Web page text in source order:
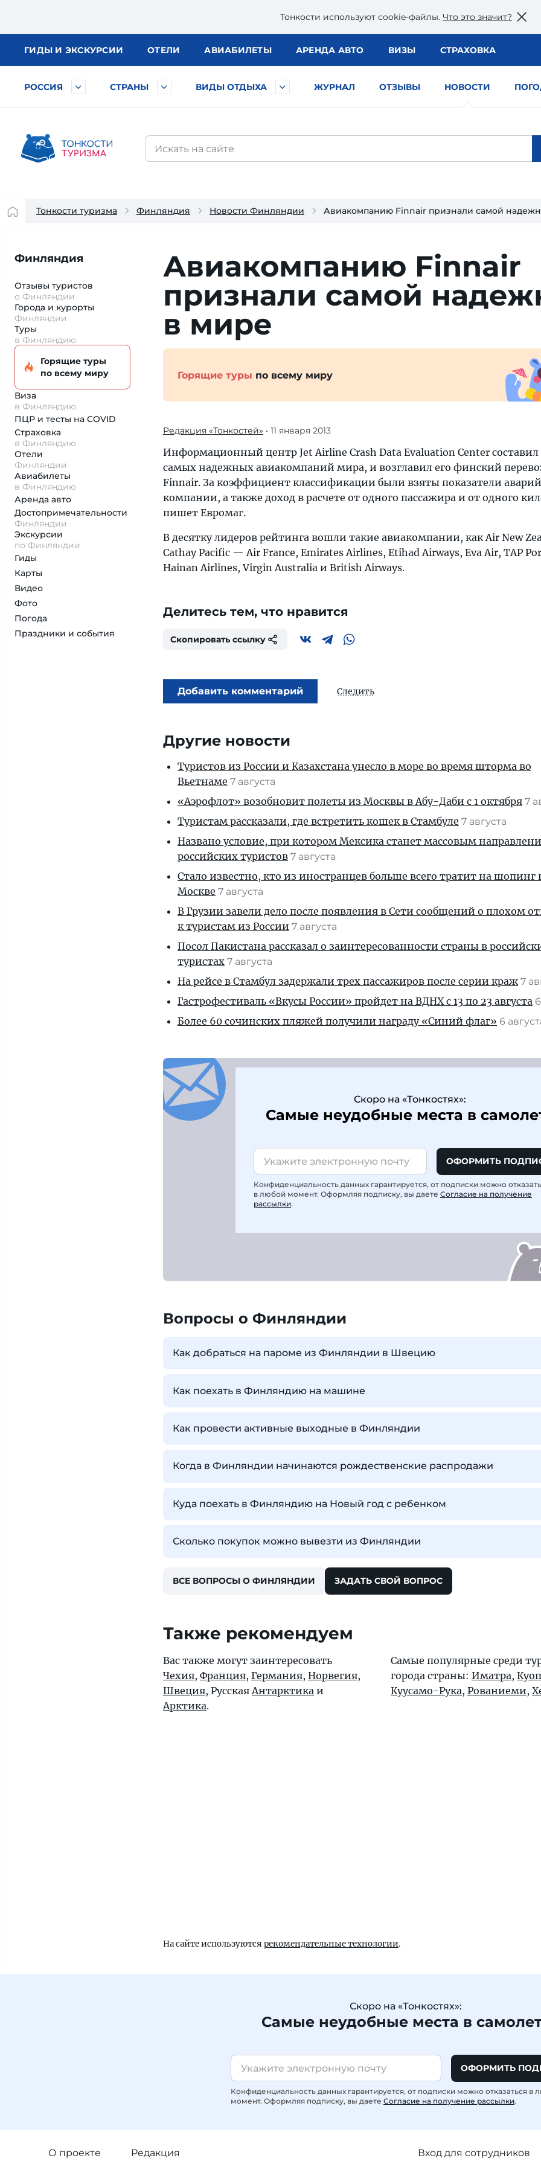
Тонкости используют сookie-файлы. Что это значит?
ГИДЫ И ЭКСКУРСИИ ОТЕЛИ АВИАБИЛЕТЫ АРЕНДА АВТО ВИЗЫ СТРАХОВКА
РОССИЯ СТРАНЫ ВИДЫ ОТДЫХА ЖУРНАЛ ОТЗЫВЫ НОВОСТИ
Тонкости туризма Финляндия Новости Финляндии Авиакомпанию Finnair признали самой
Финляндия
Отзывы туристов
о Финляндии
Города и курорты
Финляндии
Туры
в Финляндию
Горящие туры
по всему миру
Виза
в Финляндию
ПЦР и тесты на COVID
Страховка
в Финляндию
Отели
Финляндии
Авиабилеты
в Финляндию
Аренда авто
Достопримеча­тельности
Финляндии
Экскурсии
по Финляндии
Гиды
Карты
Видео
Фото
Погода
Праздники и события
Авиакомпанию Finnair
признали самой
в мире
Горящие туры по всему миру
Редакция «Тонкостей» • 11 января 2013
Информационный центр Jet Airline Crash Data Evaluation Center
самых надежных авиакомпаний мира, и возглавил его финский
Finnair. За коэффициент классификации были взяты показатели аварий
компании, а также доход в расчете от одного пассажира и от одного
пишет Евромаг.
В десятку лидеров рейтинга вошли такие авиакомпании, как Air New
Cathay Pacific — Air France, Emirates Airlines, Etihad Airways, Eva Air, TAP
Hainan Airlines, Virgin Australia и British Airways.
Делитесь тем, что нравится
Скопировать ссылку
Добавить комментарий Следить
Другие новости
Туристов из России и Казахстана унесло в море во время шторма во
Вьетнаме 7 августа
«Аэрофлот» возобновит полеты из Москвы в Абу-Даби с 1 октября 7
Туристам рассказали, где встретить кошек в Стамбуле 7 августа
Названо условие, при котором Мексика станет массовым
российских туристов 7 августа
Стало известно, кто из иностранцев больше всего тратит на шопинг
Москве 7 августа
В Грузии завели дело после появления в Сети сообщений о плохом
к туристам из России 7 августа
Посол Пакистана рассказал о заинтересованности страны в
туристах 7 августа
На рейсе в Стамбул задержали трех пассажиров после серии краж 7
Гастрофестиваль «Вкусы России» пройдет на ВДНХ с 13 по 23 августа
Более 60 сочинских пляжей получили награду «Синий флаг» 6
Скоро на «Тонкостях»:
Самые неудобные места в
ОФОРМИТЬ
Конфиденциальность данных гарантируется, от подписки можно
в любой момент. Оформляя подписку, вы даете Согласие на получение
рассылки.
Вопросы о Финляндии
Как добраться на пароме из Финляндии в Швецию
Как поехать в Финляндию на машине
Как провести активные выходные в Финляндии
Когда в Финляндии начинаются рождественские распродажи
Куда поехать в Финляндию на Новый год с ребенком
Сколько покупок можно вывезти из Финляндии
ВСЕ ВОПРОСЫ О ФИНЛЯНДИИ ЗАДАТЬ СВОЙ ВОПРОС
Также рекомендуем
Вас также могут заинтересовать
Чехия, Франция, Германия, Норвегия,
Швеция, РусскаяАнтарктика и
Арктика.
Самые популярные среди
города страны: Иматра,
Куусамо-Рука, Рованиеми,
На сайте используются рекомендательные технологии.
Скоро на «Тонкостях»:
Самые неудобные места в
ОФОРМИТЬ
Конфиденциальность данных гарантируется, от подписки можно отказаться в
момент. Оформляя подписку, вы даете Согласие на получение рассылки.
О проекте Редакция Вход для сотрудников